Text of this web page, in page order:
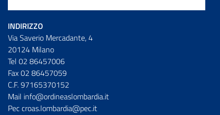
INDIRIZZO
Via Saverio Mercadante, 4
20124 Milano
Tel 02 86457006
Fax 02 86457059
C.F. 97165370152
Mail info@ordineaslombardia.it
Pec croas.lombardia@pec.it